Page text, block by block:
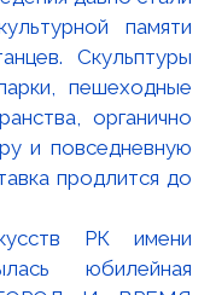
РК имени
юбилейная